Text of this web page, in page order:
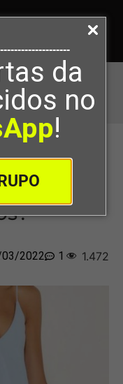
da
no
!
Finos Para
Tecidos
2022 1 1.472